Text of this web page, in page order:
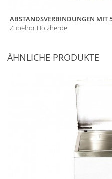
ABSTANDSVERBINDUNGEN MIT
Zubehör Holzherde
ÄHNLICHE PRODUKTE